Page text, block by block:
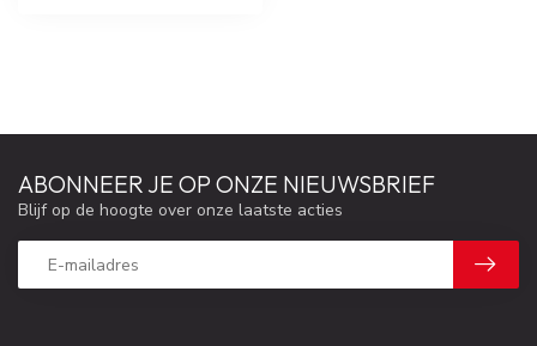
ABONNEER JE OP ONZE NIEUWSBRIEF
Blijf op de hoogte over onze laatste acties